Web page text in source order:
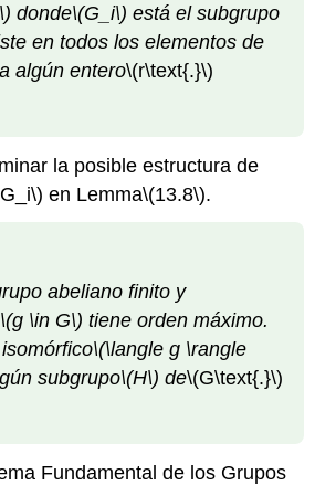
donde\(G_i\) está el subgrupo
en todos los elementos de
algún entero\(r\text{.}\)
la posible estructura de
en Lemma\(13.8\).
abeliano finito y
\(g \in G\) tiene orden máximo.
\(\langle g \rangle
subgrupo\(H\) de\(G\text{.}\)
Fundamental de los Grupos